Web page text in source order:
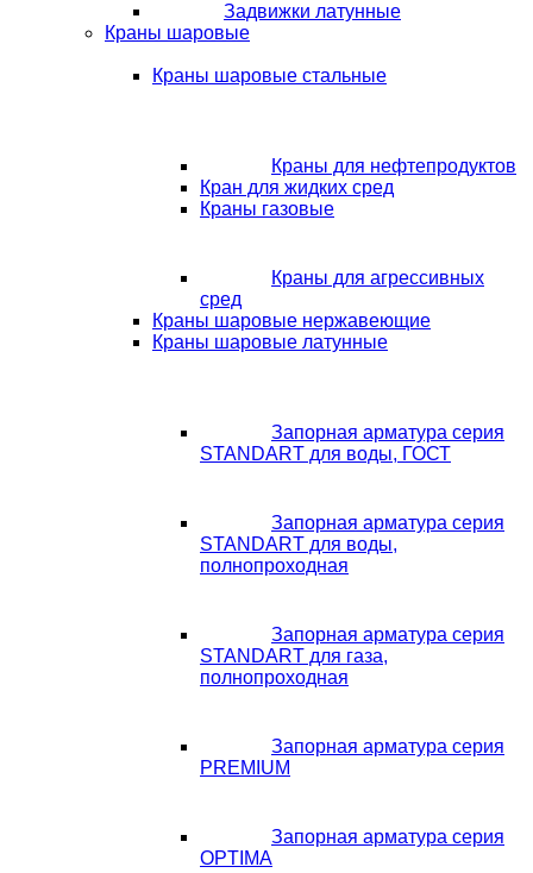
Задвижки латунные
Краны шаровые
Краны шаровые стальные
Краны для нефтепродуктов
Кран для жидких сред
Краны газовые
Краны для агрессивных
сред
Краны шаровые нержавеющие
Краны шаровые латунные
Запорная арматура серия
STANDART для воды, ГОСТ
Запорная арматура серия
STANDART для воды,
полнопроходная
Запорная арматура серия
STANDART для газа,
полнопроходная
Запорная арматура серия
PREMIUM
Запорная арматура серия
OPTIMA